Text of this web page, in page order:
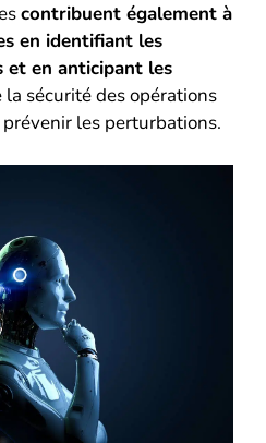
contribuent également à
en identifiant les
et en anticipant les
la sécurité des opérations
les perturbations.